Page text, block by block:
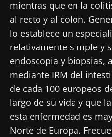
mientras que en la
al recto y al colon.
lo establece un
relativamente simple y
endoscopia y biopsias,
mediante IRM del
de cada 100 europeos
largo de su vida y que
esta enfermedad es
Norte de Europa.